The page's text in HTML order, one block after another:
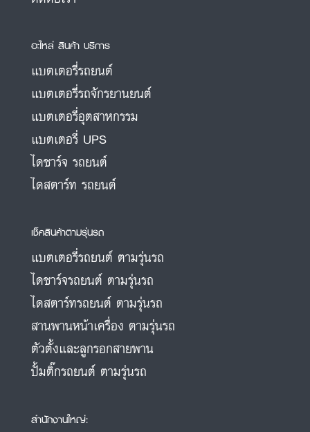
อะไหล่ สินค้า บริการ
แบตเตอรี่รถยนต์
แบตเตอรี่รถจักรยานยนต์
แบตเตอรี่อุตสาหกรรม
แบตเตอรี่ UPS
ไดชาร์จ รถยนต์
ไดสตาร์ท รถยนต์
เช็คสินค้าตามรุ่นรถ
แบตเตอรี่รถยนต์ ตามรุ่นรถ
ไดชาร์จรถยนต์ ตามรุ่นรถ
ไดสตาร์ทรถยนต์ ตามรุ่นรถ
สานพานหน้าเครื่อง ตามรุ่นรถ
ตัวตั้งและลูกรอกสายพาน
ปั้มติ๊กรถยนต์ ตามรุ่นรถ
สำนักงานใหญ่: